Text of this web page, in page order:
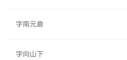
字南元倉
字向山下